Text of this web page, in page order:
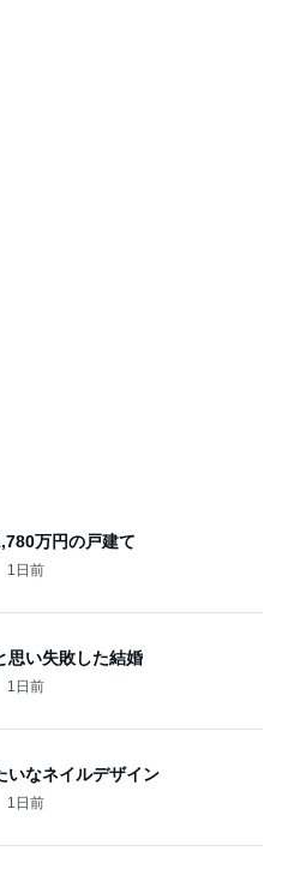
万円の戸建て
1日前
思い失敗した結婚
1日前
いなネイルデザイン
1日前